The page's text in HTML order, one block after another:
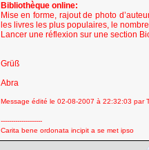
Bibliothèque online:
Mise en forme, rajout de photo
les livres les plus populaires, le
Lancer une réflexion sur une section
Grüß
Abra
Message édité le 02-08-2007 à 22:32:03 par
--------------------
Carita bene ordonata incipit a se met ipso